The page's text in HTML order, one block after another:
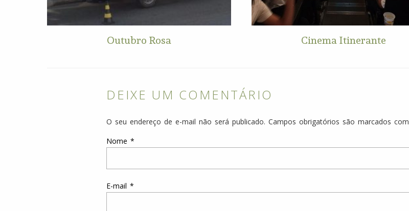
Outubro Rosa Cinema Itinerante
DEIXE UM COMENTÁRIO
O seu endereço de e-mail não será publicado. Campos obrigatórios são marcados com
Nome *
E-mail *